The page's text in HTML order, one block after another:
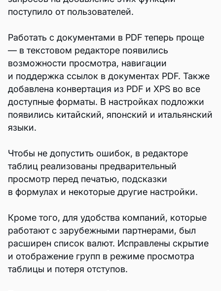
поступило от пользователей.
Работать с документами в PDF теперь проще
— в текстовом редакторе появились
возможности просмотра, навигации
и поддержка ссылок в документах PDF. Также
добавлена конвертация из PDF и XPS во все
доступные форматы. В настройках подложки
появились китайский, японский и итальянский
языки.
Чтобы не допустить ошибок, в редакторе
таблиц реализованы предварительный
просмотр перед печатью, подсказки
в формулах и некоторые другие настройки.
Кроме того, для удобства компаний, которые
работают с зарубежными партнерами, был
расширен список валют. Исправлены скрытие
и отображение групп в режиме просмотра
таблицы и потеря отступов.